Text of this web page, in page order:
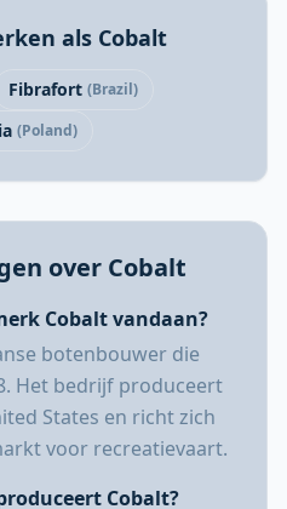
als Cobalt
Fibrafort (Brazil)
(Poland)
over Cobalt
Cobalt vandaan?
botenbouwer die
Het bedrijf produceert
States en richt zich
voor recreatievaart.
Cobalt?